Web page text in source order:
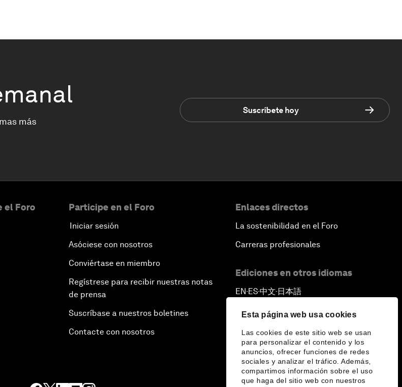
Esta página web usa cookies
Las cookies de este sitio web se usan
para personalizar el contenido y los
anuncios, ofrecer funciones de redes
sociales y analizar el tráfico. Además,
compartimos información sobre el uso
que haga del sitio web con nuestros
más
Suscríbete hoy
el Foro Participe en el Foro
Iniciar sesión
Asóciese con nosotros
Conviértase en miembro
Regístrese para recibir nuestras notas
de prensa
Suscríbase a nuestros boletines
Contacte con nosotros
Enlaces directos
La sostenibilidad en el Foro
Carreras profesionales
Ediciones en otros idiomas
EN ▪ ES▪中文▪ 日本語